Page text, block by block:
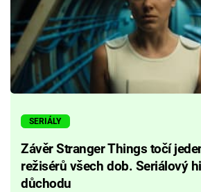
SERIÁLY
Závěr Stranger Things točí
režisérů všech dob. Seriálový
důchodu